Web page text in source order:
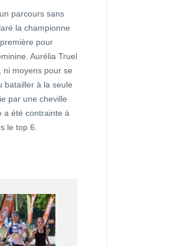
parcours sans
la championne
pour
Aurélia Truel
ni moyens pour se
batailler à la seule
par une cheville
a été contrainte à
le top 6.